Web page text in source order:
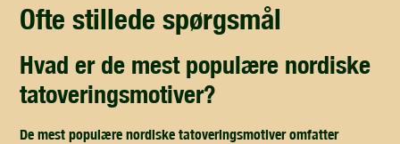
ofte stillede spørgsmål
hvad er de mest populære nordiske
tatoveringsmotiver?
De mest populære nordiske tatoveringsmotiver omfatter